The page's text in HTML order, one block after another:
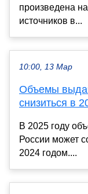
произведена
источников в...
10:00, 13 Мар
Объемы
снизиться в
В 2025 году
России может
2024 годом....